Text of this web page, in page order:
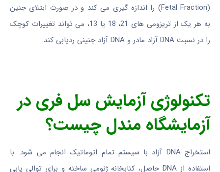
(Fetal Fraction) را اندازه گیری می کند و در صورت ابتلای جنین
به هر یک از تریزومی های 21، 18 یا 13، می تواند تغییرات کوچک
را در نسبت DNA آزاد مادر و DNA آزاد جنینی ردیابی کند.
تکنولوژی آزمایش سل فری در
آزمایشگاه مندل چیست؟
استخراج DNA آزاد با سیستم تمام اتوماتیک انجام می شود. با
استفاده از DNA حاصل، کتابخانه ژنومی ساخته و برای توالی یابی